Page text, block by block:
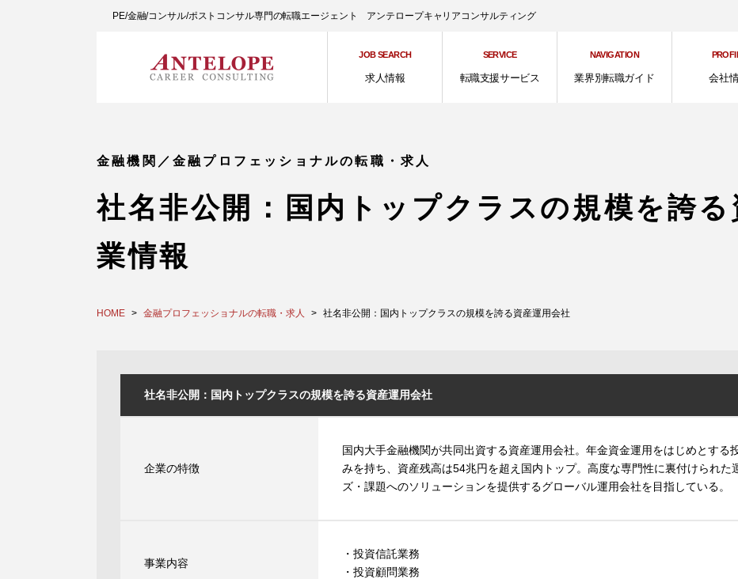
PE/金融/コンサル/ポストコンサル専門の転職エージェント アンテロープキャリアコンサルティング
JOB SEARCH
求人情報
SERVICE
転職支援サービス
NAVIGATION
業界別転職ガイド 会社
金融機関／金融プロフェッショナルの転職・求人
社名非公開：国内トップクラスの規模を誇
業情報
HOME 金融プロフェッショナルの転職・求人 社名非公開：国内トップクラスの規模を誇る資産運用会社
社名非公開：国内トップクラスの規模を誇る資産運用会社
企業の特徴
国内大手金融機関が共同出資する資産運用会社。年金資金運用をはじめとする
みを持ち、資産残高は54兆円を超え国内トップ。高度な専門性に裏付けられた
ズ・課題へのソリューションを提供するグローバル運用会社を目指している。
事業内容
・投資信託業務
・投資顧問業務